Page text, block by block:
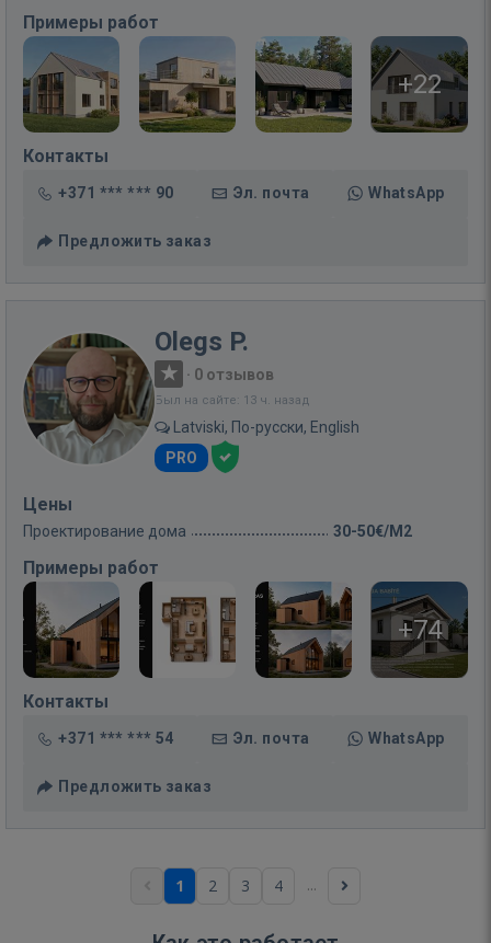
Примеры работ
+22
Контакты
+371 *** *** 90 Эл. почта WhatsApp
Предложить заказ
Olegs P.
· 0 отзывов
Был на сайте: 13 ч. назад
Latviski, По-русски, English
PRO
Цены
Проектирование дома 30-50€/M2
Примеры работ
+74
Контакты
+371 *** *** 54 Эл. почта WhatsApp
Предложить заказ
1 2 3 4 ...